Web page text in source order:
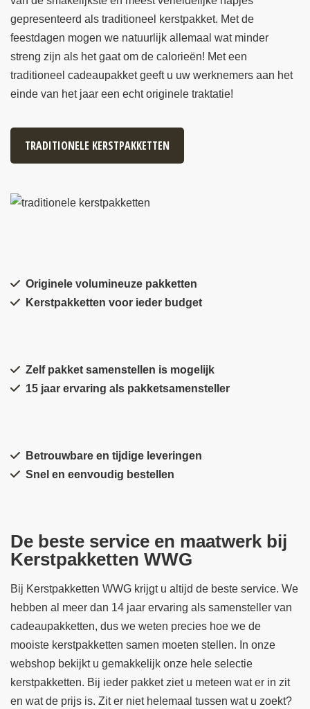
gepresenteerd als traditioneel kerstpakket. Met de
feestdagen mogen we natuurlijk allemaal wat minder
streng zijn als het gaat om de calorieën! Met een
traditioneel cadeaupakket geeft u uw werknemers aan het
einde van het jaar een echt originele traktatie!
TRADITIONELE KERSTPAKKETTEN
Originele volumineuze pakketten
Kerstpakketten voor ieder budget
Zelf pakket samenstellen is mogelijk
15 jaar ervaring als pakketsamensteller
Betrouwbare en tijdige leveringen
Snel en eenvoudig bestellen
De beste service en maatwerk bij
Kerstpakketten WWG
Bij Kerstpakketten WWG krijgt u altijd de beste service. We
hebben al meer dan 14 jaar ervaring als samensteller van
cadeaupakketten, dus we weten precies hoe we de
mooiste kerstpakketten samen moeten stellen. In onze
webshop bekijkt u gemakkelijk onze hele selectie
kerstpakketten. Bij ieder pakket ziet u meteen wat er in zit
en wat de prijs is. Zit er niet helemaal tussen wat u zoekt?